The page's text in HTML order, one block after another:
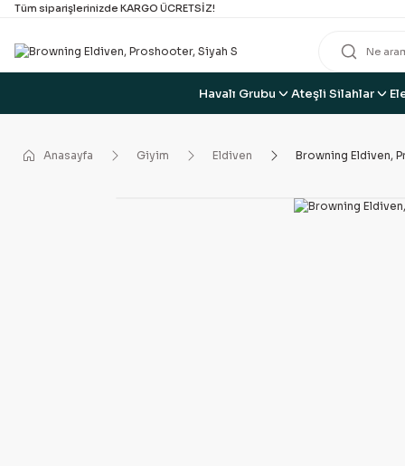
Tüm siparişlerinizde KARGO ÜCRETSİZ!
Havalı Grubu Ateşli Silahlar
Anasayfa Giyim Eldiven Browning Eldiven,